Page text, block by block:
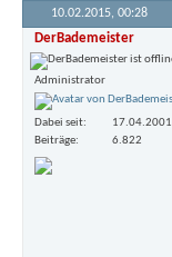
10.02.2015, 00:28
DerBademeister
Administrator
Dabei seit
17.04.2001
Beiträge
6.822